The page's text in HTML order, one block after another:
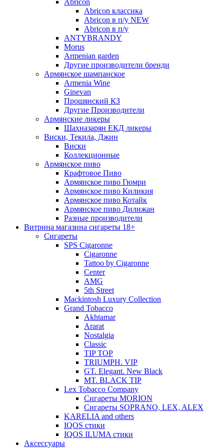
Abricon
Abricon классика
Abricon в п/у NEW
Abricon в п/у
ANTYBRANDY
Morus
Armenian garden
Другие производители бренди
Армянское шампанское
Armenia Wine
Ginevan
Прошянский КЗ
Другие Производители
Армянские ликеры
Шахназарян ЕКД ликеры
Виски, Текила, Джин
Виски
Коллекционные
Армянское пиво
Крафтовое Пиво
Армянское пиво Гюмри
Армянское пиво Киликия
Армянское пиво Котайк
Армянское пиво Дилижан
Разные производители
Витрина магазина сигареты 18+
Cигареты
SPS Cigaronne
Сigaronne
Tattoo by Cigaronne
Center
AMG
5th Street
Mackintosh Luxury Collection
Grand Tobacco
Akhtamar
Ararat
Nostalgia
Classic
TIP TOP
TRIUMPH. VIP
GT. Elegant. New Black
MT. BLACK TIP
Lex Tobacco Company
Сигареты MORION
Сигареты SOPRANO, LEX, ALEX
KARELIA and others
IQOS стики
IQOS ILUMA стики
Аксессуары